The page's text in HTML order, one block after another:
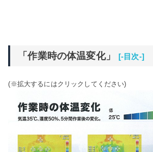
「作業時の体温変化」 [-目次-]
(※拡大するにはクリックしてください)